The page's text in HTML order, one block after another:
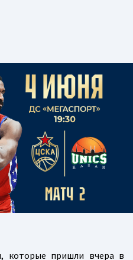
которые пришли вчера в